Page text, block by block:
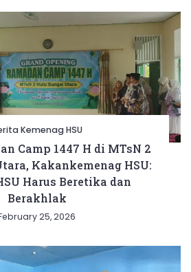
Kemenag HSU
Camp 1447 H di MTsN 2
Kakankemenag HSU:
Harus Beretika dan
Berakhlak
25, 2026